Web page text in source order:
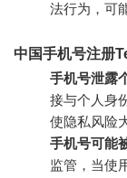
法行为，可
中国手机号注册
手机号泄露
接与个人身
使隐私风险
手机号可能
监管，当使